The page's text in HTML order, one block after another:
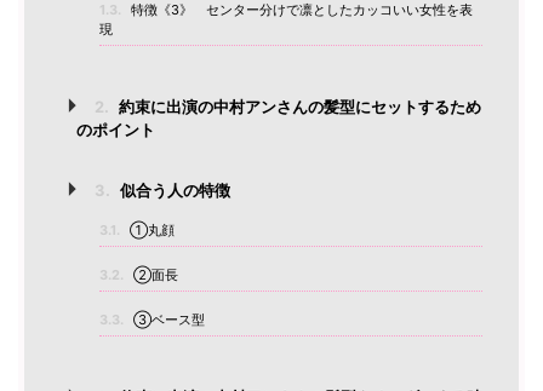
1.3.
特徴《3》 センター分けで凛としたカッコいい女性を表
現
2.
約束に出演の中村アンさんの髪型にセットするため
のポイント
3. 似合う人の特徴
3.1. ①丸顔
3.2. ②面長
3.3. ③ベース型